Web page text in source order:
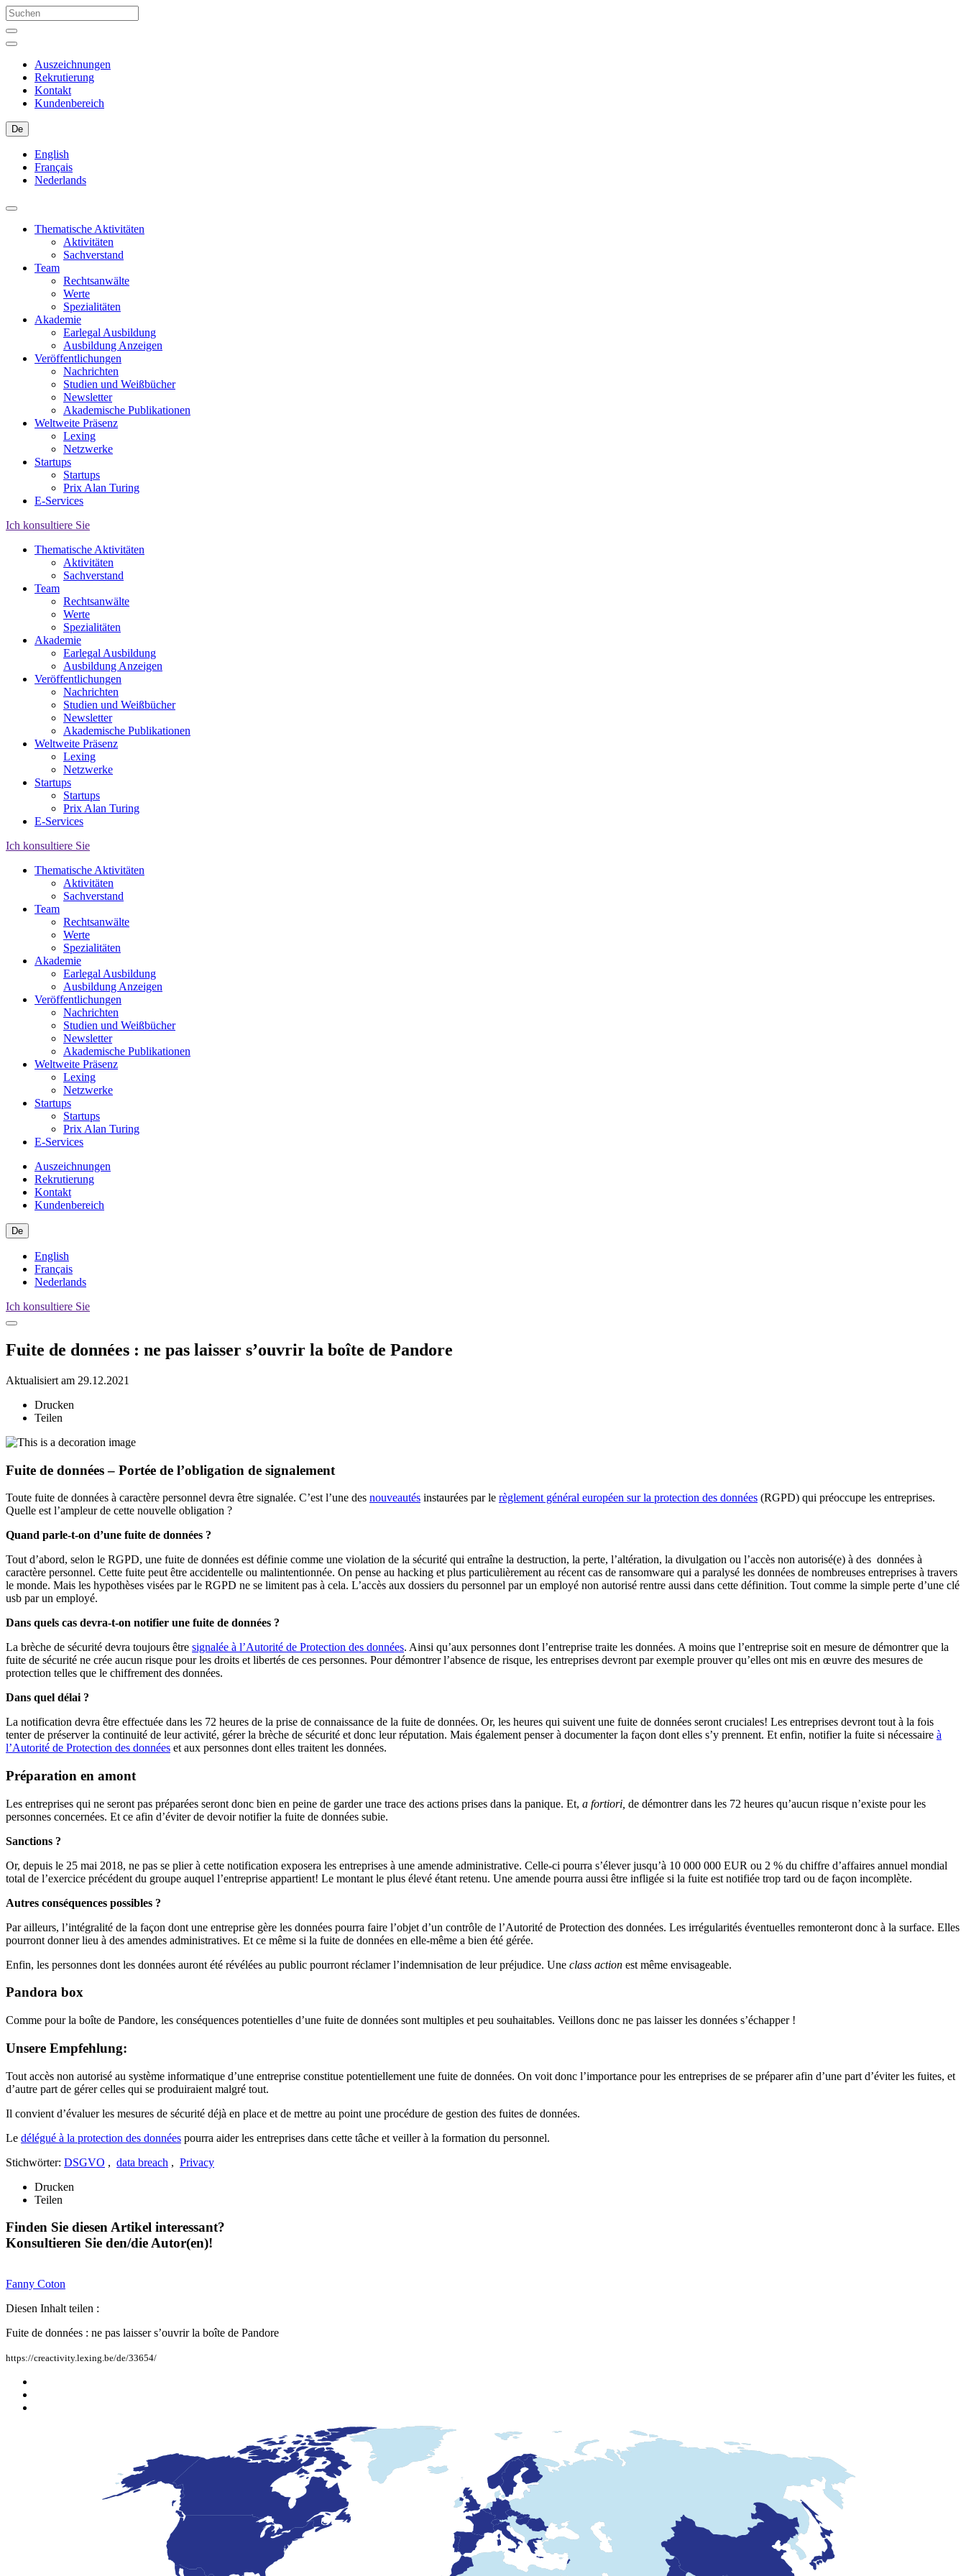
Auszeichnungen
Rekrutierung
Kontakt
Kundenbereich
De
English
Français
Nederlands
Thematische Aktivitäten
Aktivitäten
Sachverstand
Team
Rechtsanwälte
Werte
Spezialitäten
Akademie
Earlegal Ausbildung
Ausbildung Anzeigen
Veröffentlichungen
Nachrichten
Studien und Weißbücher
Newsletter
Akademische Publikationen
Weltweite Präsenz
Lexing
Netzwerke
Startups
Startups
Prix Alan Turing
E-Services
Ich konsultiere Sie
Thematische Aktivitäten
Aktivitäten
Sachverstand
Team
Rechtsanwälte
Werte
Spezialitäten
Akademie
Earlegal Ausbildung
Ausbildung Anzeigen
Veröffentlichungen
Nachrichten
Studien und Weißbücher
Newsletter
Akademische Publikationen
Weltweite Präsenz
Lexing
Netzwerke
Startups
Startups
Prix Alan Turing
E-Services
Ich konsultiere Sie
Thematische Aktivitäten
Aktivitäten
Sachverstand
Team
Rechtsanwälte
Werte
Spezialitäten
Akademie
Earlegal Ausbildung
Ausbildung Anzeigen
Veröffentlichungen
Nachrichten
Studien und Weißbücher
Newsletter
Akademische Publikationen
Weltweite Präsenz
Lexing
Netzwerke
Startups
Startups
Prix Alan Turing
E-Services
Auszeichnungen
Rekrutierung
Kontakt
Kundenbereich
De
English
Français
Nederlands
Ich konsultiere Sie
Fuite de données : ne pas laisser s’ouvrir la boîte de Pandore
Aktualisiert am 29.12.2021
Drucken
Teilen
Fuite de données – Portée de l’obligation de signalement
Toute fuite de données à caractère personnel devra être signalée. C’est l’une des nouveautés instaurées par le règlement général européen sur la protection des données (RGPD) qui préoccupe les entreprises.
Quelle est l’ampleur de cette nouvelle obligation ?
Quand parle-t-on d’une fuite de données ?
Tout d’abord, selon le RGPD, une fuite de données est définie comme une violation de la sécurité qui entraîne la destruction, la perte, l’altération, la divulgation ou l’accès non autorisé(e) à des données à
caractère personnel. Cette fuite peut être accidentelle ou malintentionnée. On pense au hacking et plus particulièrement au récent cas de ransomware qui a paralysé les données de nombreuses entreprises à travers
le monde. Mais les hypothèses visées par le RGPD ne se limitent pas à cela. L’accès aux dossiers du personnel par un employé non autorisé rentre aussi dans cette définition. Tout comme la simple perte d’une clé
usb par un employé.
Dans quels cas devra-t-on notifier une fuite de données ?
La brèche de sécurité devra toujours être signalée à l’Autorité de Protection des données. Ainsi qu’aux personnes dont l’entreprise traite les données. A moins que l’entreprise soit en mesure de démontrer que la
fuite de sécurité ne crée aucun risque pour les droits et libertés de ces personnes. Pour démontrer l’absence de risque, les entreprises devront par exemple prouver qu’elles ont mis en œuvre des mesures de
protection telles que le chiffrement des données.
Dans quel délai ?
La notification devra être effectuée dans les 72 heures de la prise de connaissance de la fuite de données. Or, les heures qui suivent une fuite de données seront cruciales! Les entreprises devront tout à la fois
tenter de préserver la continuité de leur activité, gérer la brèche de sécurité et donc leur réputation. Mais également penser à documenter la façon dont elles s’y prennent. Et enfin, notifier la fuite si nécessaire à
l’Autorité de Protection des données et aux personnes dont elles traitent les données.
Préparation en amont
Les entreprises qui ne seront pas préparées seront donc bien en peine de garder une trace des actions prises dans la panique. Et, a fortiori, de démontrer dans les 72 heures qu’aucun risque n’existe pour les
personnes concernées. Et ce afin d’éviter de devoir notifier la fuite de données subie.
Sanctions ?
Or, depuis le 25 mai 2018, ne pas se plier à cette notification exposera les entreprises à une amende administrative. Celle-ci pourra s’élever jusqu’à 10 000 000 EUR ou 2 % du chiffre d’affaires annuel mondial
total de l’exercice précédent du groupe auquel l’entreprise appartient! Le montant le plus élevé étant retenu. Une amende pourra aussi être infligée si la fuite est notifiée trop tard ou de façon incomplète.
Autres conséquences possibles ?
Par ailleurs, l’intégralité de la façon dont une entreprise gère les données pourra faire l’objet d’un contrôle de l’Autorité de Protection des données. Les irrégularités éventuelles remonteront donc à la surface. Elles
pourront donner lieu à des amendes administratives. Et ce même si la fuite de données en elle-même a bien été gérée.
Enfin, les personnes dont les données auront été révélées au public pourront réclamer l’indemnisation de leur préjudice. Une class action est même envisageable.
Pandora box
Comme pour la boîte de Pandore, les conséquences potentielles d’une fuite de données sont multiples et peu souhaitables. Veillons donc ne pas laisser les données s’échapper !
Unsere Empfehlung:
Tout accès non autorisé au système informatique d’une entreprise constitue potentiellement une fuite de données. On voit donc l’importance pour les entreprises de se préparer afin d’une part d’éviter les fuites, et
d’autre part de gérer celles qui se produiraient malgré tout.
Il convient d’évaluer les mesures de sécurité déjà en place et de mettre au point une procédure de gestion des fuites de données.
Le délégué à la protection des données pourra aider les entreprises dans cette tâche et veiller à la formation du personnel.
Stichwörter: DSGVO , data breach , Privacy
Drucken
Teilen
Finden Sie diesen Artikel interessant?
Konsultieren Sie den/die Autor(en)!
Fanny Coton
Diesen Inhalt teilen :
Fuite de données : ne pas laisser s’ouvrir la boîte de Pandore
https://creactivity.lexing.be/de/33654/